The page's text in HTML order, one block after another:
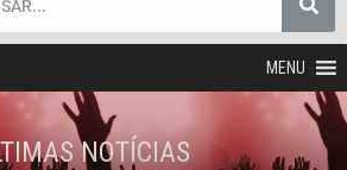
MENU
NOTÍCIAS